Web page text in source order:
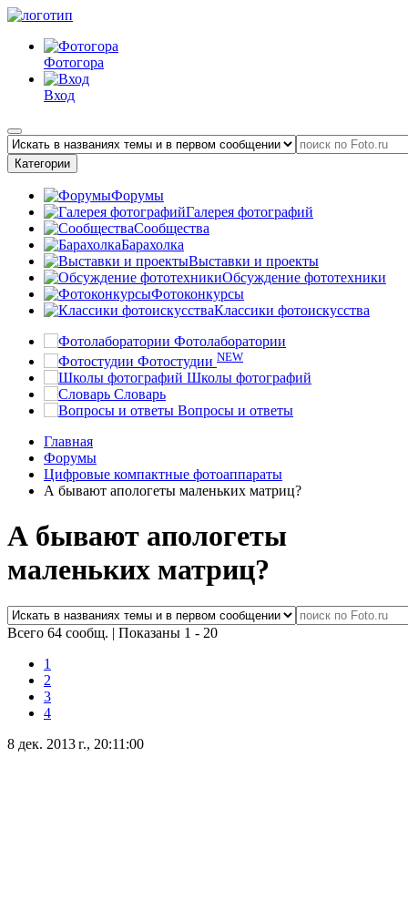
Фотогора
Вход
Категории
Форумы
Галерея фотографий
Сообщества
Барахолка
Выставки и проекты
Обсуждение фототехники
Фотоконкурсы
Классики фотоискусства
Фотолаборатории
Фотостудии NEW
Школы фотографий
Словарь
Вопросы и ответы
Главная
Форумы
Цифровые компактные фотоаппараты
А бывают апологеты маленьких матриц?
А бывают апологеты
маленьких матриц?
Всего 64 сообщ. | Показаны 1 - 20
1
2
3
4
8 дек. 2013 г., 20:11:00